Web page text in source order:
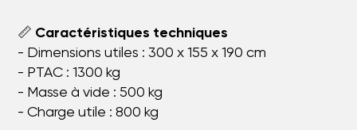
📏 Caractéristiques techniques
- Dimensions utiles : 300 x 155 x 190 cm
- PTAC : 1300 kg
- Masse à vide : 500 kg
- Charge utile : 800 kg